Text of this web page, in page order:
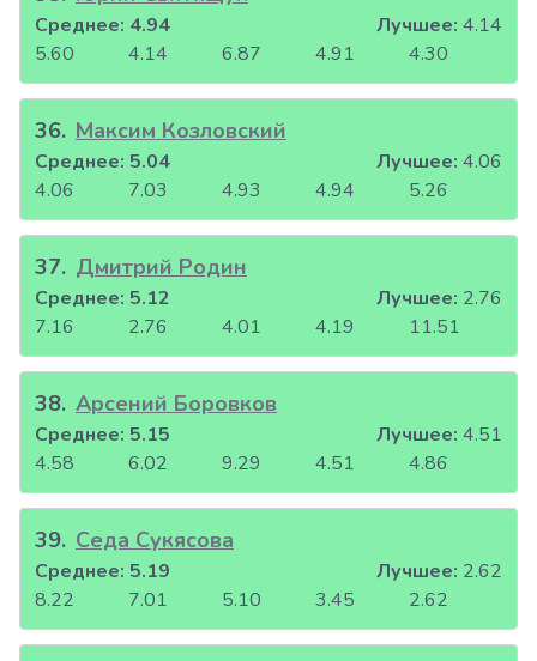
5.60 4.14 6.87 4.91 4.30
Среднее: 4.94 Лучшее: 4.14
36. Максим Козловский
4.06 7.03 4.93 4.94 5.26
Среднее: 5.04 Лучшее: 4.06
37. Дмитрий Родин
7.16 2.76 4.01 4.19 11.51
Среднее: 5.12 Лучшее: 2.76
38. Арсений Боровков
4.58 6.02 9.29 4.51 4.86
Среднее: 5.15 Лучшее: 4.51
39. Седа Сукясова
8.22 7.01 5.10 3.45 2.62
Среднее: 5.19 Лучшее: 2.62